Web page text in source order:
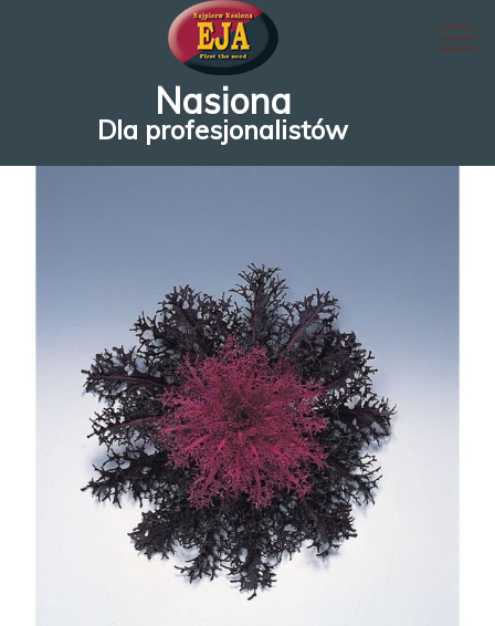
Nasiona
Dla profesjonalistów